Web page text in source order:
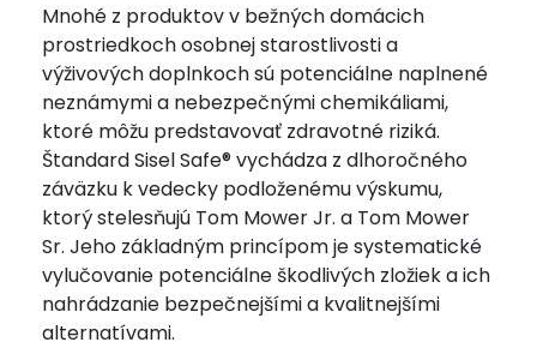
Mnohé z produktov v bežných domácich
prostriedkoch osobnej starostlivosti a
výživových doplnkoch sú potenciálne naplnené
neznámymi a nebezpečnými chemikáliami,
ktoré môžu predstavovať zdravotné riziká.
Štandard Sisel Safe® vychádza z dlhoročného
záväzku k vedecky podloženému výskumu,
ktorý stelesňujú Tom Mower Jr. a Tom Mower
Sr. Jeho základným princípom je systematické
vylučovanie potenciálne škodlivých zložiek a ich
nahrádzanie bezpečnejšími a kvalitnejšími
alternatívami.